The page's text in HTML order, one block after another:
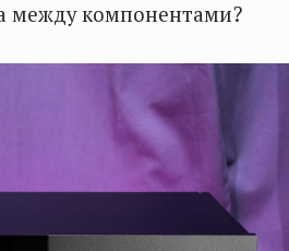
между компонентами?